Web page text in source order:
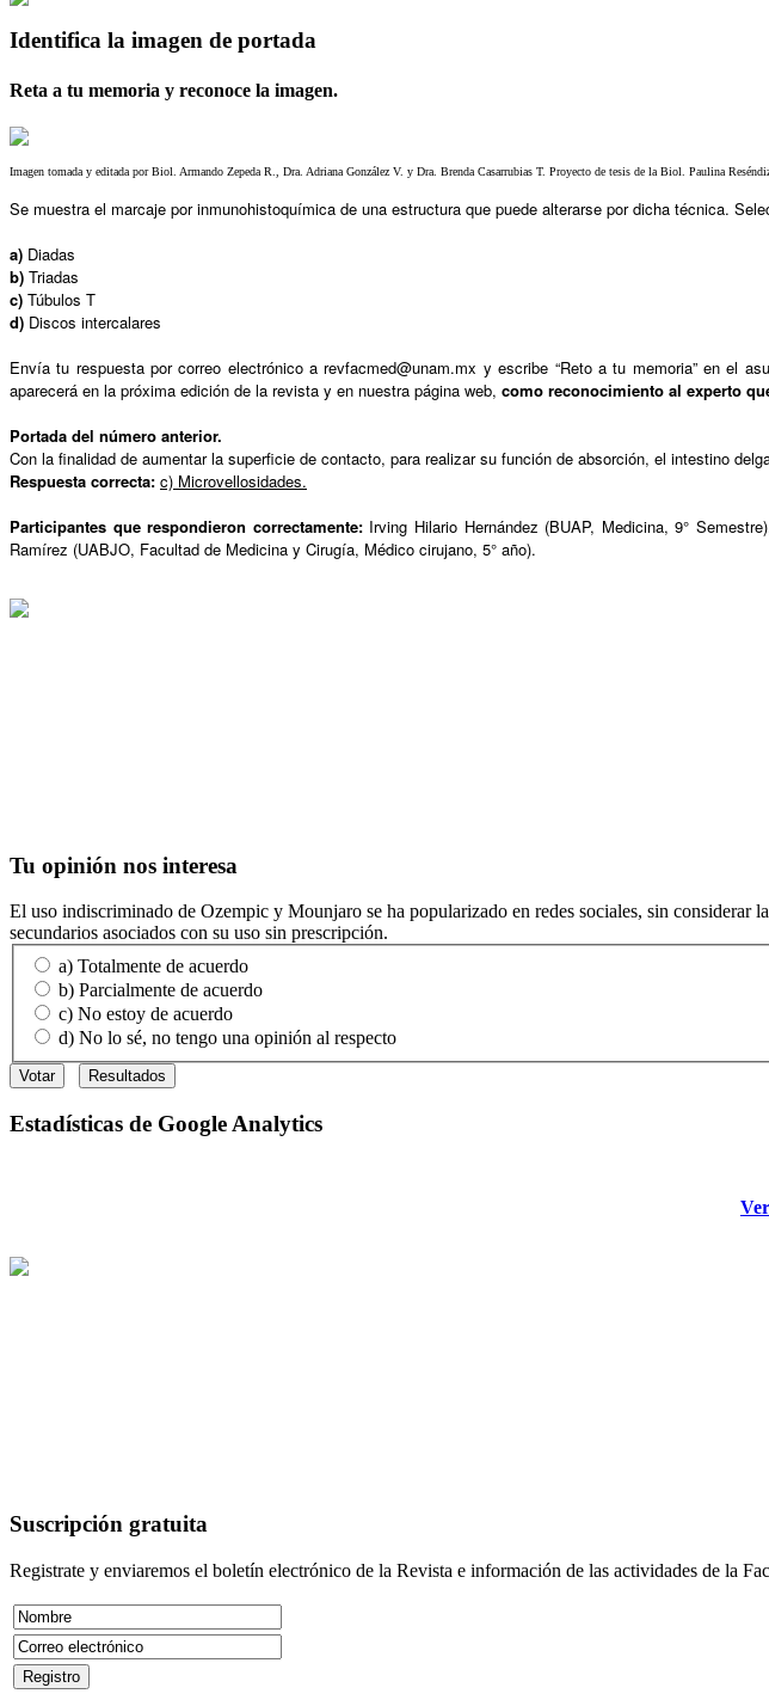
Identifica la imagen de portada
Reta a tu memoria y reconoce la imagen.
Imagen tomada y editada por Biol. Armando Zepeda R., Dra. Adriana González V. y Dra. Brenda Casarrubias T. Proyecto de tesis de la Biol. Paulina
Se muestra el marcaje por inmunohistoquímica de una estructura que puede alterarse por dicha técnica.
a) Diadas
b) Triadas
c) Túbulos T
d) Discos intercalares
Envía tu respuesta por correo electrónico a revfacmed@unam.mx y escribe “Reto a tu memoria” en el
aparecerá en la próxima edición de la revista y en nuestra página web, como reconocimiento al experto
Portada del número anterior.
Con la finalidad de aumentar la superficie de contacto, para realizar su función de absorción, el intestino
Respuesta correcta: c) Microvellosidades.
Participantes que respondieron correctamente: Irving Hilario Hernández (BUAP, Medicina, 9°
Ramírez (UABJO, Facultad de Medicina y Cirugía, Médico cirujano, 5° año).
Tu opinión nos interesa
El uso indiscriminado de Ozempic y Mounjaro se ha popularizado en redes sociales, sin considerar
secundarios asociados con su uso sin prescripción.
a) Totalmente de acuerdo
b) Parcialmente de acuerdo
c) No estoy de acuerdo
d) No lo sé, no tengo una opinión al respecto
Estadísticas de Google Analytics
Suscripción gratuita
Registrate y enviaremos el boletín electrónico de la Revista e información de las actividades de la